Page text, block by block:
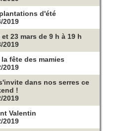
d'été
2019
et 23 mars de 9 h à 19 h
2019
fête des mamies
2019
dans nos serres ce
!
2019
Valentin
2019